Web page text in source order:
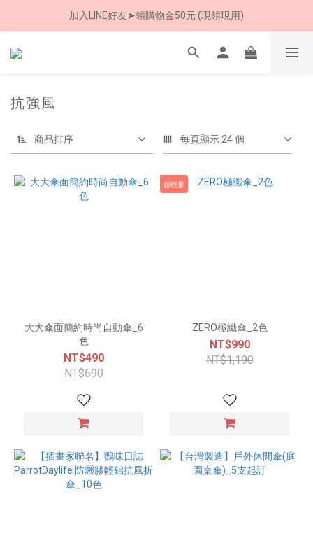
8/8 父親節限定 超商取貨免運費
加入LINE好友➤領購物金50元 (現領現用)
7/30-8/24 全館買就送 雨傘收納袋(乙個)
抗強風
商品排序 每頁顯示 24 個
大大傘面簡約時尚自動傘_6
色
NT$490
NT$690
超輕量
ZERO極纖傘_2色
NT$990
NT$1,190